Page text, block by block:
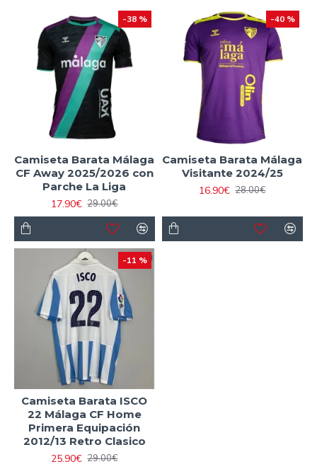
-38 %
Camiseta Barata Málaga
CF Away 2025/2026 con
Parche La Liga
17.90€ 29.00€
-40 %
Camiseta Barata Málaga
Visitante 2024/25
16.90€ 28.00€
-11 %
Camiseta Barata ISCO
22 Málaga CF Home
Primera Equipación
2012/13 Retro Clasico
25.90€ 29.00€